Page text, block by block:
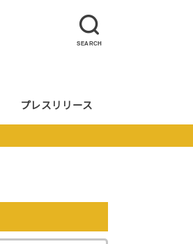
SEARCH
プレスリリース